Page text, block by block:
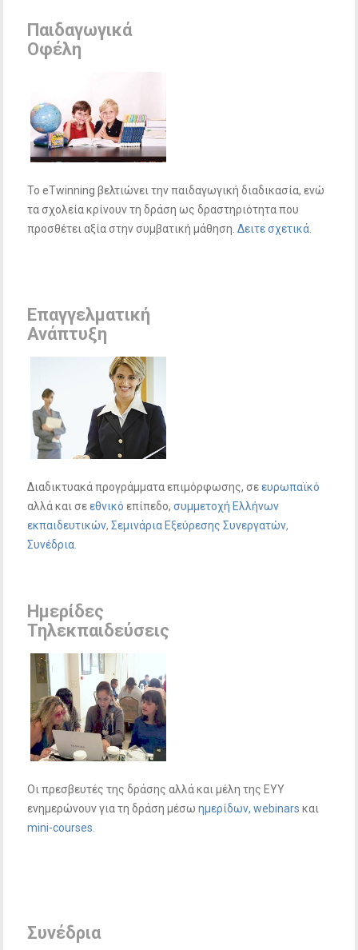
Παιδαγωγικά
Οφέλη
Το eTwinning βελτιώνει την παιδαγωγική διαδικασία, ενώ
τα σχολεία κρίνουν τη δράση ως δραστηριότητα που
προσθέτει αξία στην συμβατική μάθηση. Δειτε σχετικά
Επαγγελματική
Ανάπτυξη
Διαδικτυακά προγράμματα επιμόρφωσης, σε ευρωπαϊκό
αλλά και σε εθνικό επίπεδο, συμμετοχή Ελλήνων
εκπαιδευτικών,Σεμινάρια Εξεύρεσης Συνεργατών,
Συνέδρια
Ημερίδες
Τηλεκπαιδεύσεις
Οι πρεσβευτές της δράσης αλλά και μέλη της ΕΥΥ
ενημερώνουν για τη δράση μέσω ημερίδων, webinars και
mini-courses
Συνέδρια